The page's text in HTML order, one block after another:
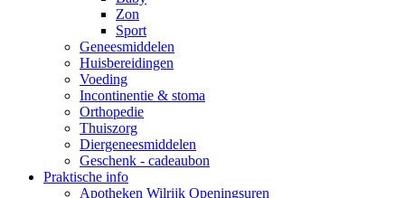
Zon
Sport
Geneesmiddelen
Huisbereidingen
Voeding
Incontinentie & stoma
Orthopedie
Thuiszorg
Diergeneesmiddelen
Geschenk - cadeaubon
Praktische info
Apotheken Wilrijk Openingsuren